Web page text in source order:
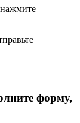
форму,